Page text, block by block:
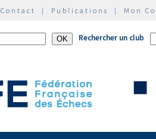
Contact | Publications | Mon
Rechercher un club